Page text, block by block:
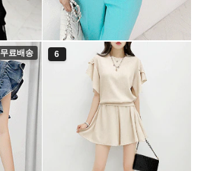
무료배송 6